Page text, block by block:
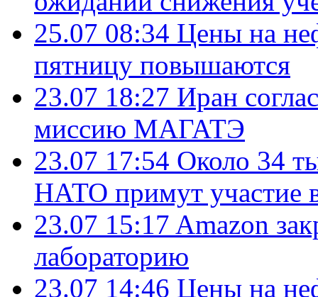
25.07 08:34 Цены на
пятницу повышаются
23.07 18:27 Иран
миссию МАГАТЭ
23.07 17:54 Около 34
НАТО примут участие
23.07 15:17 Amazon
лабораторию
23.07 14:46 Цены на